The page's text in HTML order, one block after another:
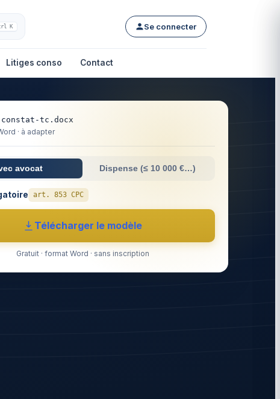
K Se connecter
Litiges conso Contact
tc.docx
· à adapter
avocat Dispense (≤ 10 000 €…)
art. 853 CPC
Télécharger le modèle
Gratuit · format Word · sans inscription